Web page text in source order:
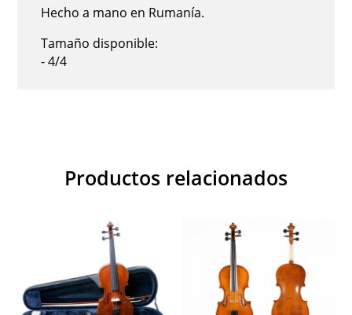
Hecho a mano en Rumanía.
Tamaño disponible:
- 4/4
Productos relacionados